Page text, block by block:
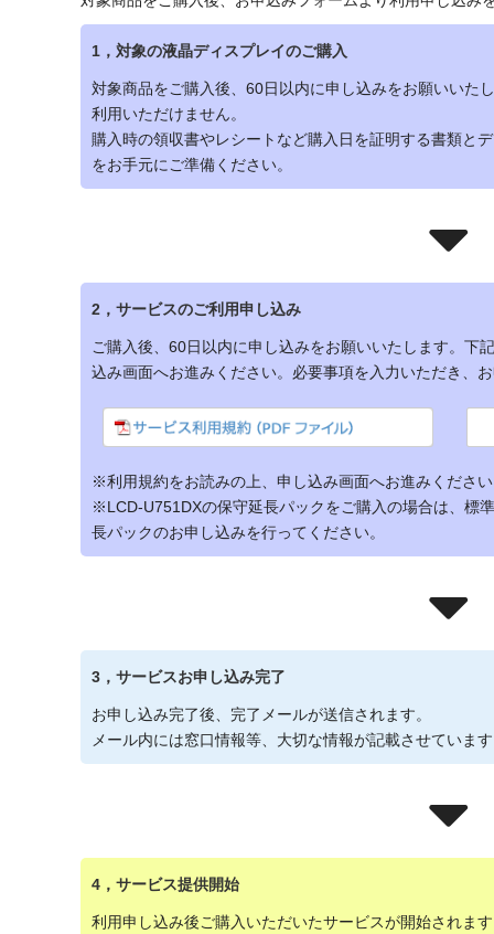
1，対象の液晶ディスプレイのご購入
対象商品をご購入後、60日以内に申し込みをお願いいた
利用いただけません。
購入時の領収書やレシートなど購入日を証明する書類と
をお手元にご準備ください。
2，サービスのご利用申し込み
ご購入後、60日以内に申し込みをお願いいたします。下
込み画面へお進みください。必要事項を入力いただき、
※利用規約をお読みの上、申し込み画面へお進みくださ
※LCD-U751DXの保守延長パックをご購入の場合は、標
長パックのお申し込みを行ってください。
3，サービスお申し込み完了
お申し込み完了後、完了メールが送信されます。
メール内には窓口情報等、大切な情報が記載させていま
4，サービス提供開始
利用申し込み後ご購入いただいたサービスが開始されま